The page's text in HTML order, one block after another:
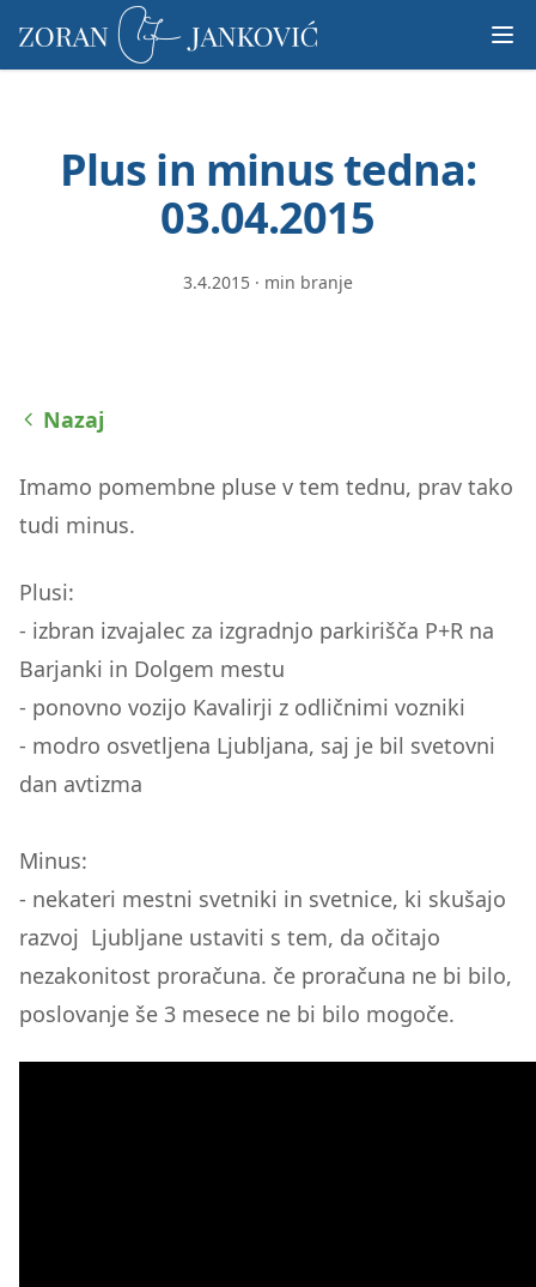
upoštevajte:
To
vključujePlus in minus tedna:
03.04.2015
3.4.2015 · min branje
Nazaj
Imamo pomembne pluse v tem tednu, prav tako
tudi minus.
Plusi:
- izbran izvajalec za izgradnjo parkirišča P+R na
Barjanki in Dolgem mestu
- ponovno vozijo Kavalirji z odličnimi vozniki
- modro osvetljena Ljubljana, saj je bil svetovni
dan avtizma
Minus:
- nekateri mestni svetniki in svetnice, ki skušajo
razvoj Ljubljane ustaviti s tem, da očitajo
nezakonitost proračuna. če proračuna ne bi bilo,
poslovanje še 3 mesece ne bi bilo mogoče.